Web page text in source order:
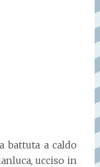
battuta a caldo
ucciso in